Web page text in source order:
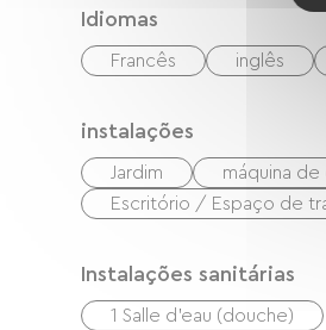
Idiomas
Francês inglês
instalações
Jardim máquina de
Escritório / Espaço de
Instalações sanitárias
1 Salle d'eau (douche)